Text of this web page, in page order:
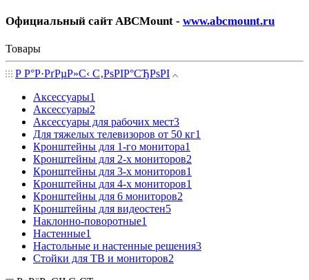
Официальный сайт ABCMount - www.abcmount.ru
Товары
Р Р°Р·РґРµР»С‹ С‚РѕРІР°СЂРѕРІ
Аксессуары1
Аксессуары2
Аксессуары для рабочих мест3
Для тяжелых телевизоров от 50 кг1
Кронштейны для 1-го монитора1
Кронштейны для 2-х мониторов2
Кронштейны для 3-х мониторов1
Кронштейны для 4-х мониторов1
Кронштейны для 6 мониторов2
Кронштейны для видеостен5
Наклонно-поворотные1
Настенные1
Настольные и настенные решения3
Стойки для ТВ и мониторов2